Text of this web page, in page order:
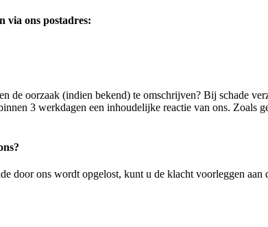
via ons postadres:
oorzaak (indien bekend) te omschrijven? Bij schade
3 werkdagen een inhoudelijke reactie van ons.
door ons wordt opgelost, kunt u de klacht voorleggen